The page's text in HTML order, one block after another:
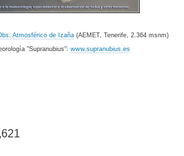
Atmosférico de Izaña(AEMET, Tenerife, 2.364 msnm)
"Supranubius": www.supranubius.es